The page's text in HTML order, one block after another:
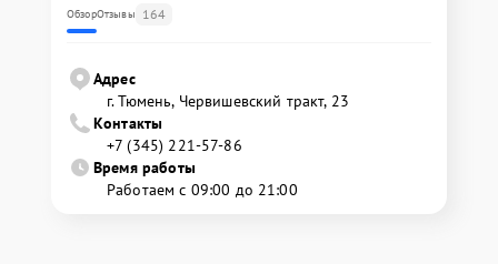
ОбзорОтзывы 164
Адрес
г. Тюмень, ​Червишевский тракт, 23
Контакты
+7 (345) 221-57-86
Время работы
Работаем с 09:00 до 21:00